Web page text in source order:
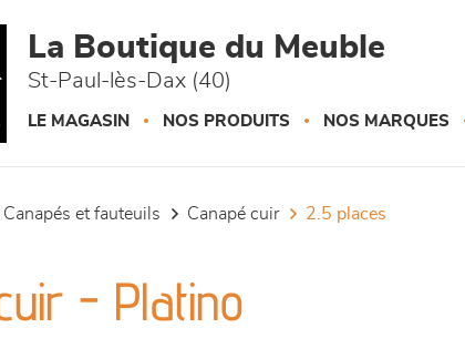
La Boutique du Meuble
St-Paul-lès-Dax (40)
LE MAGASIN NOS PRODUITS NOS MARQUES
canapés et fauteuils canapé cuir 2.5 places
- Platino